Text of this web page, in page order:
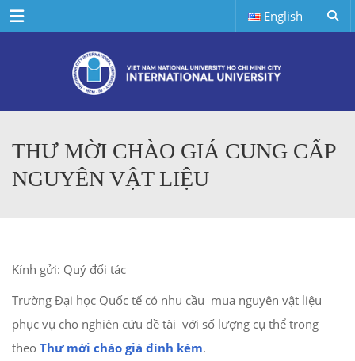
Menu English
THƯ MỜI CHÀO GIÁ CUNG CẤP
NGUYÊN VẬT LIỆU
Kính gửi: Quý đối tác
Trường Đại học Quốc tế có nhu cầu mua nguyên vật liệu
phục vụ cho nghiên cứu đề tài với số lượng cụ thể trong
theo Thư mời chào giá đính kèm.